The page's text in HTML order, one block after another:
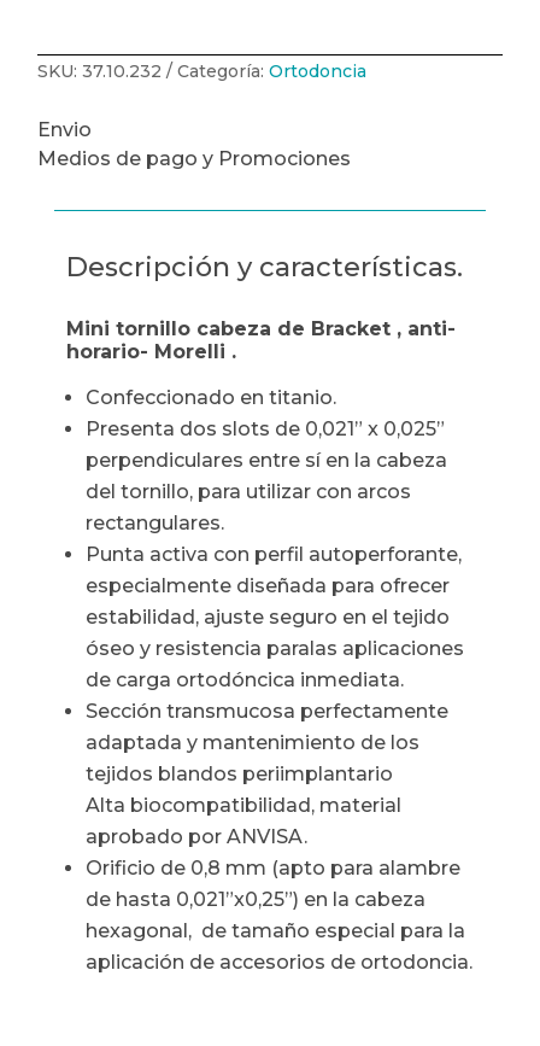
SKU:37.10.232 Categoría:Ortodoncia
Envio
Medios de pago y Promociones
Descripción y características.
Mini tornillo cabeza de Bracket , anti-
horario- Morelli .
Confeccionado en titanio.
Presenta dos slots de 0,021” x 0,025”
perpendiculares entre sí en la cabeza
del tornillo, para utilizar con arcos
rectangulares.
Punta activa con perfil autoperforante,
especialmente diseñada para ofrecer
estabilidad, ajuste seguro en el tejido
óseo y resistencia paralas aplicaciones
de carga ortodóncica inmediata.
Sección transmucosa perfectamente
adaptada y mantenimiento de los
tejidos blandos periimplantario
Alta biocompatibilidad, material
aprobado por ANVISA.
Orificio de 0,8 mm (apto para alambre
de hasta 0,021”x0,25”) en la cabeza
hexagonal, de tamaño especial para la
aplicación de accesorios de ortodoncia.